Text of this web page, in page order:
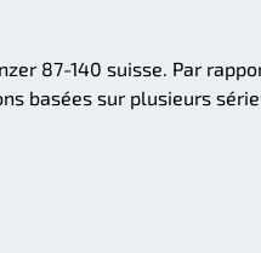
87-140 suisse. Par
basées sur plusieurs